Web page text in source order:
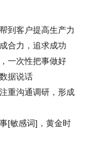
客户提高生产力
力，追求成功
次性把事做好
据说话
沟通调研，形成
敏感词]，黄金时